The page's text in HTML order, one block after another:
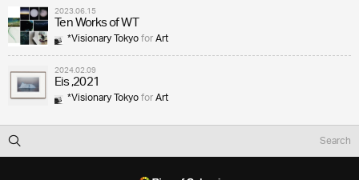
2023.06.15
Ten Works of WT
*Visionary TokyoforArt
2024.02.09
Eis ,2021
*Visionary TokyoforArt